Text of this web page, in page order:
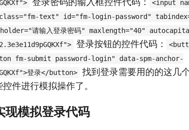
<input
class="fm-text" id="fm-login-password"
请输入登录密码" maxlength="40"
登录按钮的控件代码：
fm-submit password-login" data-spm-anchor-
登录</button>
找到登录需要用的的这几
件进行模拟操作了。
模拟登录代码